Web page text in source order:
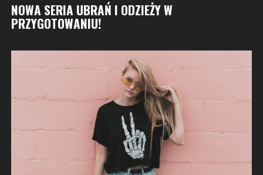
NOWA SERIA UBRAŃ I ODZIEŻY W
PRZYGOTOWANIU!